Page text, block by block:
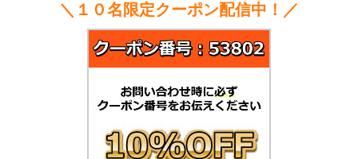
＼１０名限定クーポン配信中！／